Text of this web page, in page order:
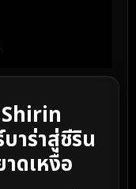
าร่าสู่ชีริน
ดเหงื่อ